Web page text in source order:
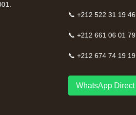
📞 +212 522 31 19 46
📞 +212 661 06 01 79
📞 +212 674 74 19 19
WhatsApp Direct